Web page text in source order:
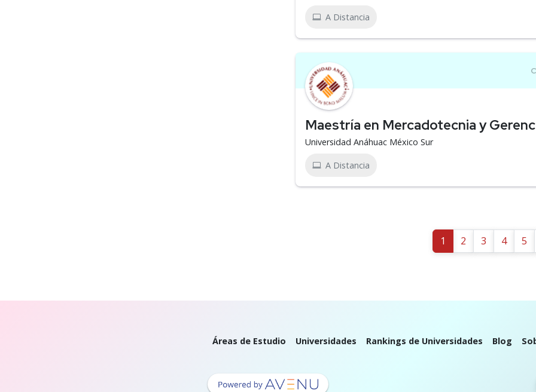
A Distancia
Maestría en Mercadotecnia y
Universidad Anáhuac México Sur
A Distancia
1 2 3 4 5
Áreas de Estudio Universidades Rankings de Universidades Blog